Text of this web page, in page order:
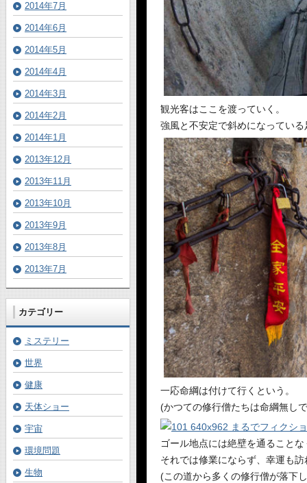
観光客はここを渡っていく。
強風と不安定で斜めになっている
一応命綱は付けて行くという。
(かつての修行僧たちは命綱無し
ゴール地点には絶壁を通ること
それでは修業にならず、幸運も
(この道から多くの修行僧が落下
2014年7月
2014年6月
2014年5月
2014年4月
2014年3月
2014年2月
2014年1月
2013年12月
2013年11月
2013年10月
2013年9月
2013年8月
2013年7月
カテゴリー
ミステリー
世界
健康
天体ショー
宇宙
環境問題
生物